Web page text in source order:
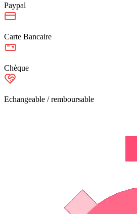
Paypal
Carte Bancaire
Chèque
Echangeable / remboursable